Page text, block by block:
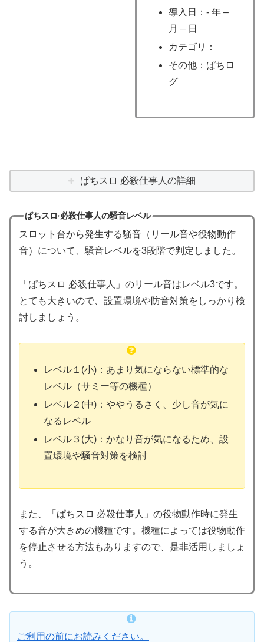
導入日：- 年 –
月 – 日
カテゴリ：
その他：ぱちロ
グ
ぱちスロ 必殺仕事人の詳細
ぱちスロ 必殺仕事人の騒音レベル
スロット台から発生する騒音（リール音や役物動作
音）について、騒音レベルを3段階で判定しました。
「ぱちスロ 必殺仕事人」のリール音はレベル3です。
とても大きいので、設置環境や防音対策をしっかり検
討しましょう。
レベル１(小)：あまり気にならない標準的な
レベル（サミー等の機種）
レベル２(中)：ややうるさく、少し音が気に
なるレベル
レベル３(大)：かなり音が気になるため、設
置環境や騒音対策を検討
また、「ぱちスロ 必殺仕事人」の役物動作時に発生
する音が大きめの機種です。機種によっては役物動作
を停止させる方法もありますので、是非活用しましょ
う。
ご利用の前にお読みください。